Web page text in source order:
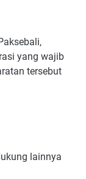
yang wajib
tersebut
lainnya